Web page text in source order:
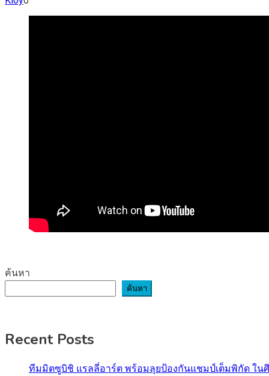
ค้นหา
ค้นหา
Recent Posts
ทีมมิตซูบิชิ แรลลี่อาร์ต พร้อมลุยป้องกันแชมป์เต็มพิกัด ใน